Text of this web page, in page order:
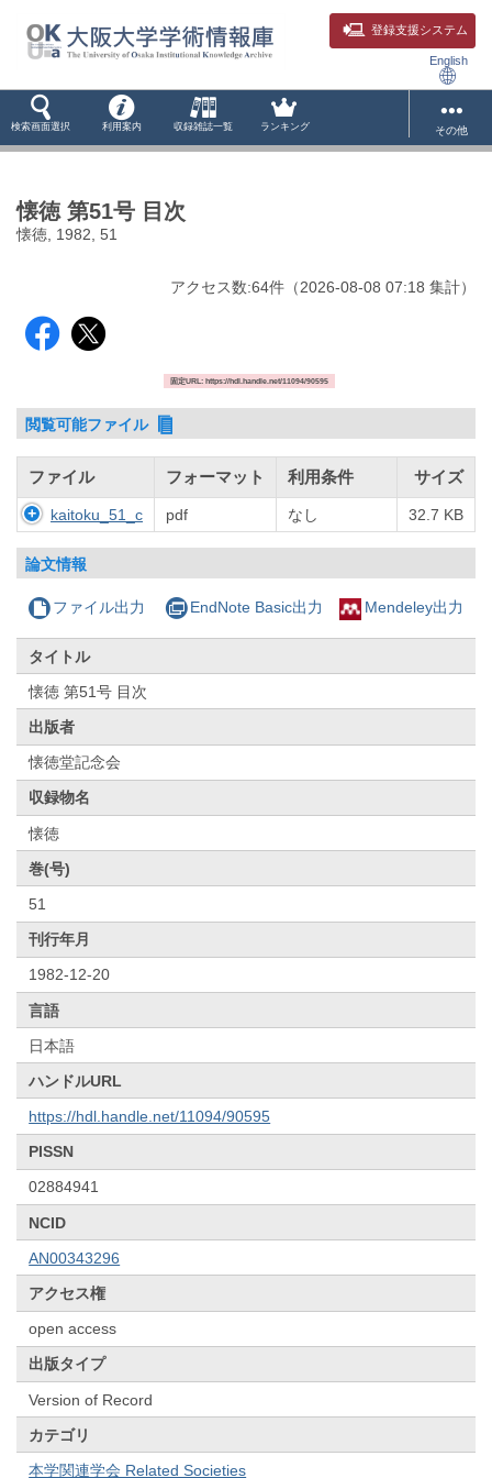
登録支援システム
English
検索画面選択 利用案内 収録雑誌一覧 ランキング その他
懐徳 第51号 目次
懐徳, 1982, 51
アクセス数:64件 （2026-08-08 07:18 集計）
固定URL: https://hdl.handle.net/11094/90595
閲覧可能ファイル
ファイル フォーマット 利用条件 サイズ
kaitoku_51_c pdf なし 32.7 KB
論文情報
ファイル出力 EndNote Basic出力 Mendeley出力
タイトル
懐徳 第51号 目次
出版者
懐徳堂記念会
収録物名
懐徳
巻(号)
51
刊行年月
1982-12-20
言語
日本語
ハンドルURL
https://hdl.handle.net/11094/90595
PISSN
02884941
NCID
AN00343296
アクセス権
open access
出版タイプ
Version of Record
カテゴリ
本学関連学会 Related Societies